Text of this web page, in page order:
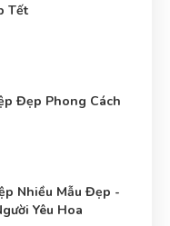
Tết
Đẹp Phong Cách
Nhiều Mẫu Đẹp -
Yêu Hoa